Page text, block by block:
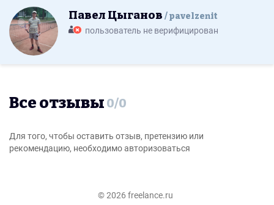
Павел Цыганов pavelzenit
пользователь не верифицирован
Все отзывы 0/0
Для того, чтобы оставить отзыв, претензию или
рекомендацию, необходимо авторизоваться
© 2026 freelance.ru